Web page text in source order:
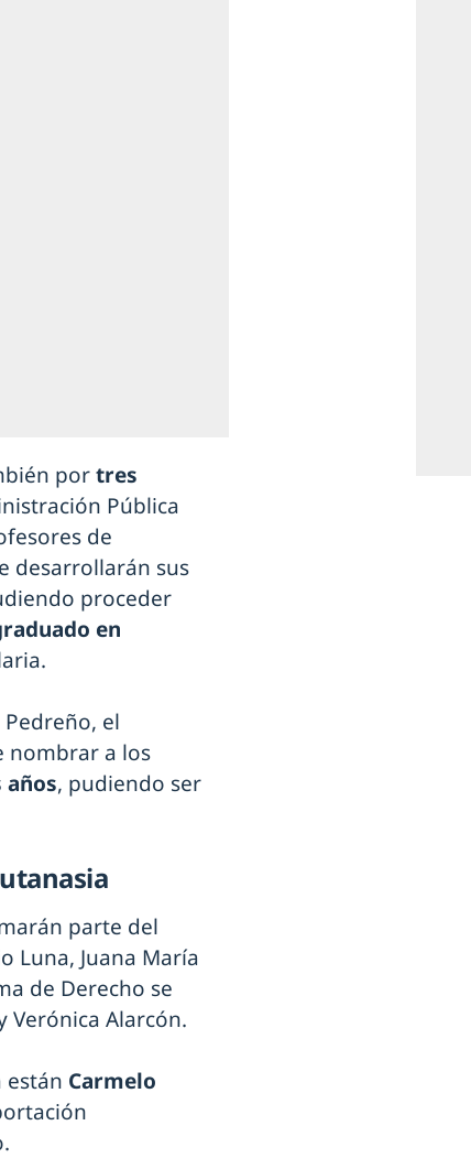
portres
Pública
de
desarrollarán sus
proceder
en
Pedreño, el
nombrar a los
años, pudiendo ser
parte del
Luna, Juana María
de Derecho se
Verónica Alarcón.
están Carmelo